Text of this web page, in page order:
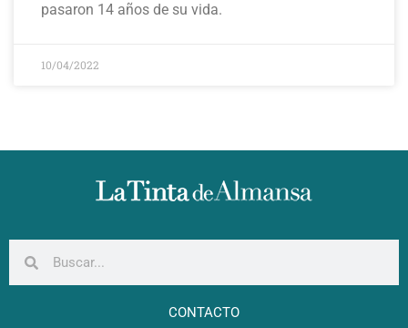
pasaron 14 años de su vida.
10/04/2022
CONTACTO